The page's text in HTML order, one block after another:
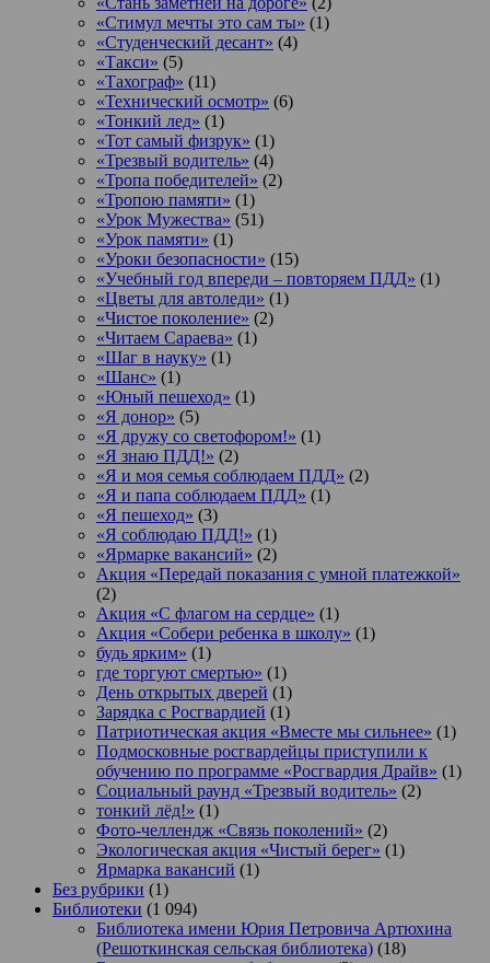
«Стимул мечты это сам ты» (1)
«Студенческий десант» (4)
«Такси» (5)
«Тахограф» (11)
«Технический осмотр» (6)
«Тонкий лед» (1)
«Тот самый физрук» (1)
«Трезвый водитель» (4)
«Тропа победителей» (2)
«Тропою памяти» (1)
«Урок Мужества» (51)
«Урок памяти» (1)
«Уроки безопасности» (15)
«Учебный год впереди – повторяем ПДД» (1)
«Цветы для автоледи» (1)
«Чистое поколение» (2)
«Читаем Сараева» (1)
«Шаг в науку» (1)
«Шанс» (1)
«Юный пешеход» (1)
«Я донор» (5)
«Я дружу со светофором!» (1)
«Я знаю ПДД!» (2)
«Я и моя семья соблюдаем ПДД» (2)
«Я и папа соблюдаем ПДД» (1)
«Я пешеход» (3)
«Я соблюдаю ПДД!» (1)
«Ярмарке вакансий» (2)
Акция «Передай показания с умной платежкой»
(2)
Акция «С флагом на сердце» (1)
Акция «Собери ребенка в школу» (1)
будь ярким» (1)
где торгуют смертью» (1)
День открытых дверей (1)
Зарядка с Росгвардией (1)
Патриотическая акция «Вместе мы сильнее» (1)
Подмосковные росгвардейцы приступили к
обучению по программе «Росгвардия Драйв» (1)
Социальный раунд «Трезвый водитель» (2)
тонкий лёд!» (1)
Фото-челлендж «Связь поколений» (2)
Экологическая акция «Чистый берег» (1)
Ярмарка вакансий (1)
Без рубрики (1)
Библиотеки (1 094)
Библиотека имени Юрия Петровича Артюхина
(Решоткинская сельская библиотека) (18)